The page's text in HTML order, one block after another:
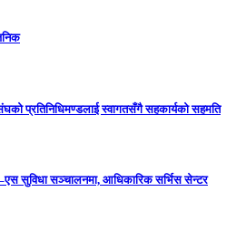
प्रतिनिधिमण्डलाई स्वागतसँगै सहकार्यको सहमति
सुविधा सञ्चालनमा, आधिकारिक सर्भिस सेन्टर